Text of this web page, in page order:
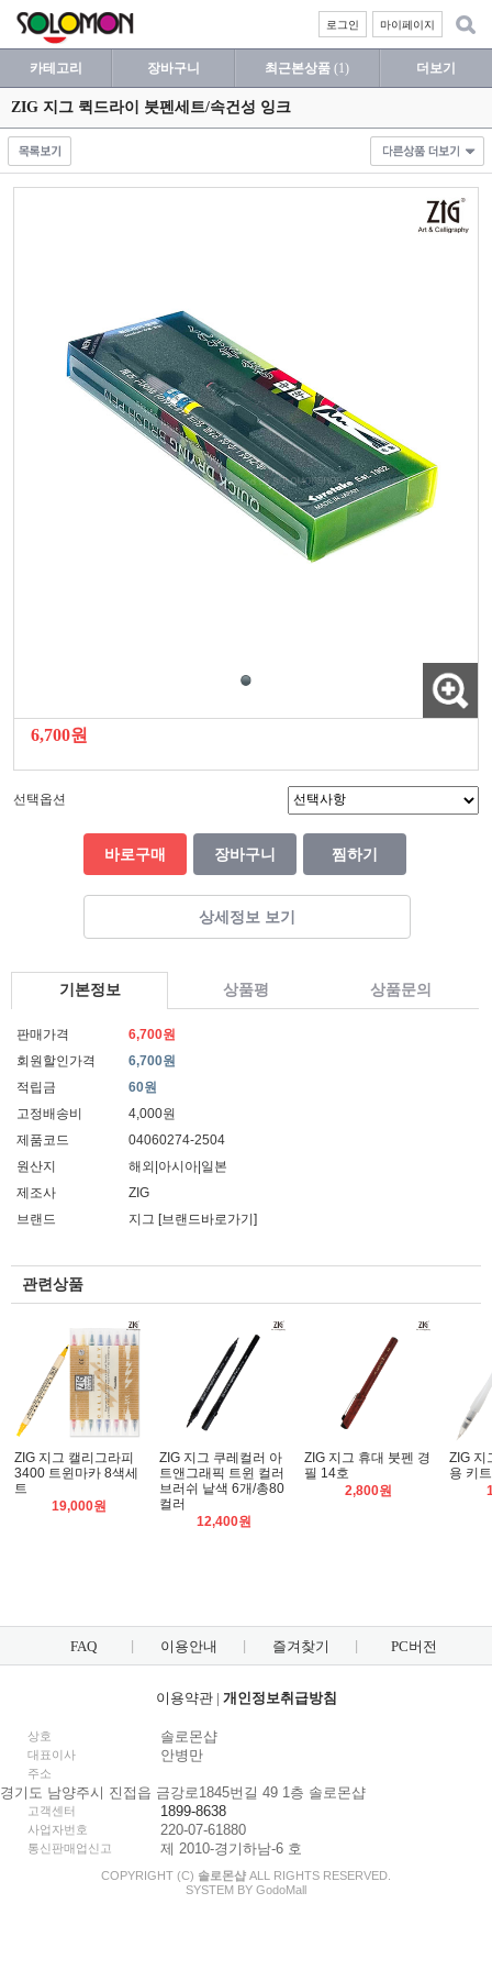
마이페이지
로그인
카테고리 장바구니 최근본상품 (1) 더보기
ZIG 지그 퀵드라이 붓펜세트/속건성 잉크
6,700원
선택옵션
바로구매 장바구니 찜하기
상세정보 보기
기본정보 상품평 상품문의
판매가격
6,700원
회원할인가격
6,700원
적립금
60원
고정배송비
4,000원
제품코드
04060274-2504
원산지
해외|아시아|일본
제조사
ZIG
브랜드
지그 [브랜드바로가기]
관련상품
ZIG 지그 캘리그라피
3400 트윈마카 8색세
트
19,000원
ZIG 지그 쿠레컬러 아
트앤그래픽 트윈 컬러
브러쉬 낱색 6개/총80
컬러
12,400원
ZIG 지그 휴대 붓펜 경
필 14호
2,800원
ZIG 지
용 키트
FAQ 이용안내 즐겨찾기 PC버전
이용약관| 개인정보취급방침
상호 솔로몬샵
대표이사 안병만
주소
경기도 남양주시 진접읍 금강로1845번길 49 1층 솔로몬샵
고객센터 1899-8638
사업자번호 220-07-61880
통신판매업신고 제 2010-경기하남-6 호
COPYRIGHT (C) 솔로몬샵 ALL RIGHTS RESERVED.
SYSTEM BY GodoMall